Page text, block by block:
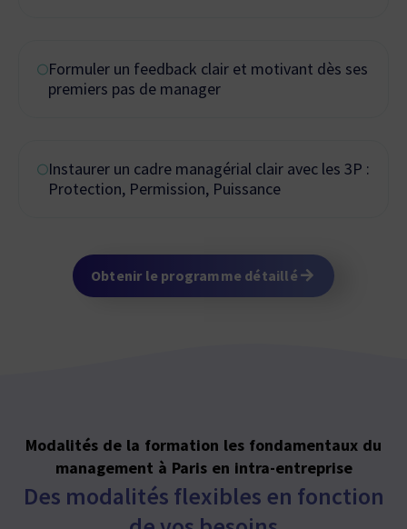
Formuler un feedback clair et motivant dès ses
premiers pas de manager
Instaurer un cadre managérial clair avec les 3P :
Protection, Permission, Puissance
Obtenir le programme détaillé
Modalités de la formation les fondamentaux du
management à Paris en intra-entreprise
Des modalités flexibles en fonction